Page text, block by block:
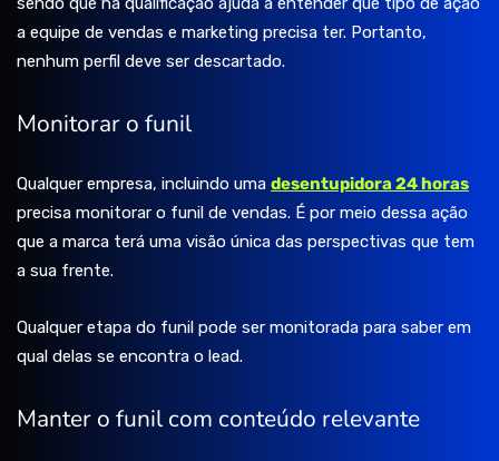
a equipe de vendas e marketing precisa ter. Portanto,
nenhum perfil deve ser descartado.
Monitorar o funil
Qualquer empresa, incluindo uma desentupidora 24 horas
precisa monitorar o funil de vendas. É por meio dessa ação
que a marca terá uma visão única das perspectivas que tem
a sua frente.
Qualquer etapa do funil pode ser monitorada para saber em
qual delas se encontra o lead.
Manter o funil com conteúdo relevante